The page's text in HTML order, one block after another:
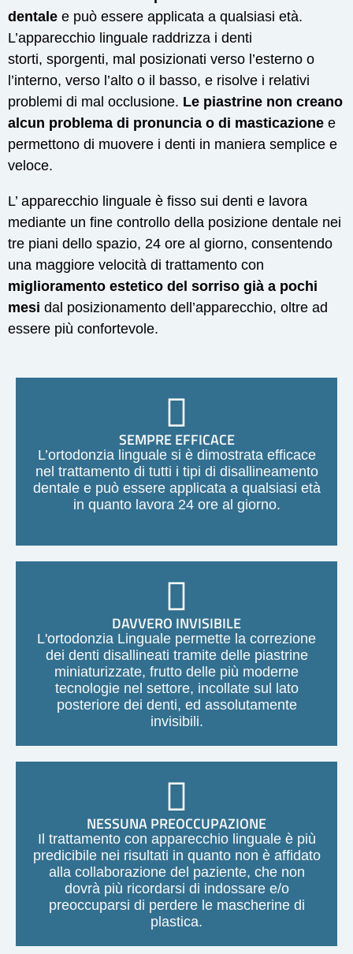
dentale e può essere applicata a qualsiasi età.
L’apparecchio linguale raddrizza i denti
storti, sporgenti, mal posizionati verso l’esterno o
l’interno, verso l’alto o il basso, e risolve i relativi
problemi di mal occlusione. Le piastrine non creano
alcun problema di pronuncia o di masticazione e
permettono di muovere i denti in maniera semplice e
veloce.
L’ apparecchio linguale è fisso sui denti e lavora
mediante un fine controllo della posizione dentale nei
tre piani dello spazio, 24 ore al giorno, consentendo
una maggiore velocità di trattamento con
miglioramento estetico del sorriso già a pochi
mesi dal posizionamento dell’apparecchio, oltre ad
essere più confortevole.
SEMPRE EFFICACE
L’ortodonzia linguale si è dimostrata efficace
nel trattamento di tutti i tipi di disallineamento
dentale e può essere applicata a qualsiasi età
in quanto lavora 24 ore al giorno.
DAVVERO INVISIBILE
L'ortodonzia Linguale permette la correzione
dei denti disallineati tramite delle piastrine
miniaturizzate, frutto delle più moderne
tecnologie nel settore, incollate sul lato
posteriore dei denti, ed assolutamente
invisibili.
NESSUNA PREOCCUPAZIONE
Il trattamento con apparecchio linguale è più
predicibile nei risultati in quanto non è affidato
alla collaborazione del paziente, che non
dovrà più ricordarsi di indossare e/o
preoccuparsi di perdere le mascherine di
plastica.